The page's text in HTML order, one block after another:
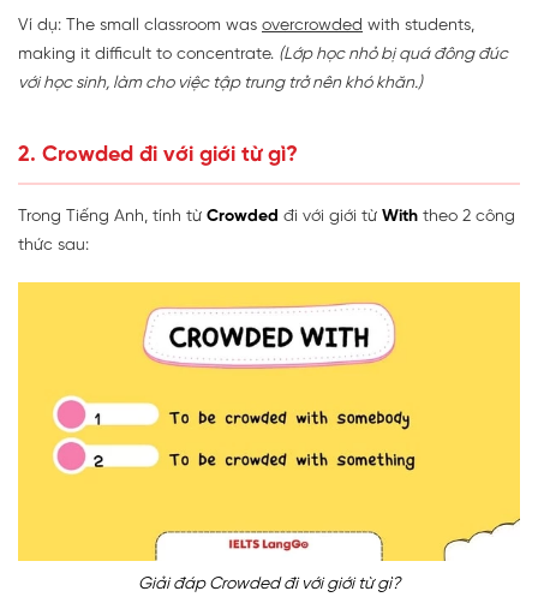
Ví dụ: The small classroom was overcrowded with students,
making it difficult to concentrate. (Lớp học nhỏ bị quá đông đúc
với học sinh, làm cho việc tập trung trở nên khó khăn.)
2. Crowded đi với giới từ gì?
Trong Tiếng Anh, tính từ Crowded đi với giới từ With theo 2 công
thức sau:
Giải đáp Crowded đi với giới từ gì?